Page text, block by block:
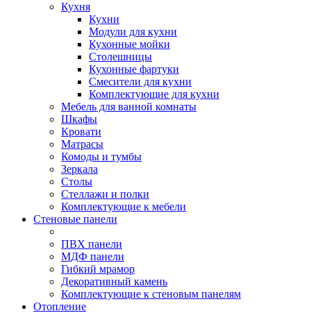
Кухня
Кухни
Модули для кухни
Кухонные мойки
Столешницы
Кухонные фартуки
Смесители для кухни
Комплектующие для кухни
Мебель для ванной комнаты
Шкафы
Кровати
Матрасы
Комоды и тумбы
Зеркала
Столы
Стеллажи и полки
Комплектующие к мебели
Стеновые панели
ПВХ панели
МДФ панели
Гибкий мрамор
Декоративный камень
Комплектующие к стеновым панелям
Отопление